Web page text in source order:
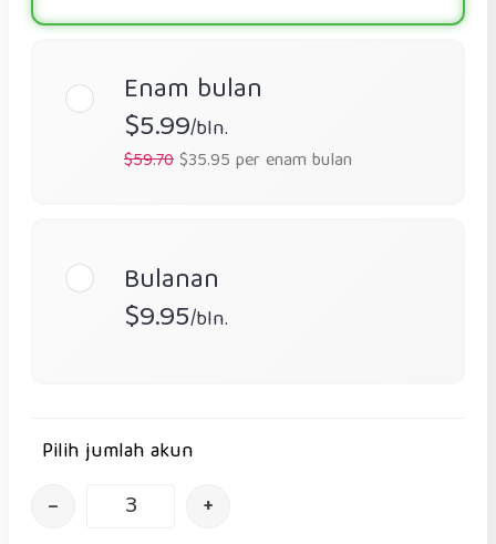
Enam bulan
$5.99/bln.
$59.70$35.95 per enam bulan
Bulanan
$9.95/bln.
Pilih jumlah akun
– +